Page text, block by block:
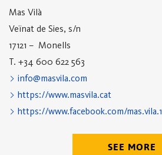
Mas Vilà
Veïnat de Sies, s/n
17121 – Monells
T. +34 600 622 563
info@masvila.com
https://www.masvila.cat
https://www.facebook.com/mas.vila.1
SEE MORE